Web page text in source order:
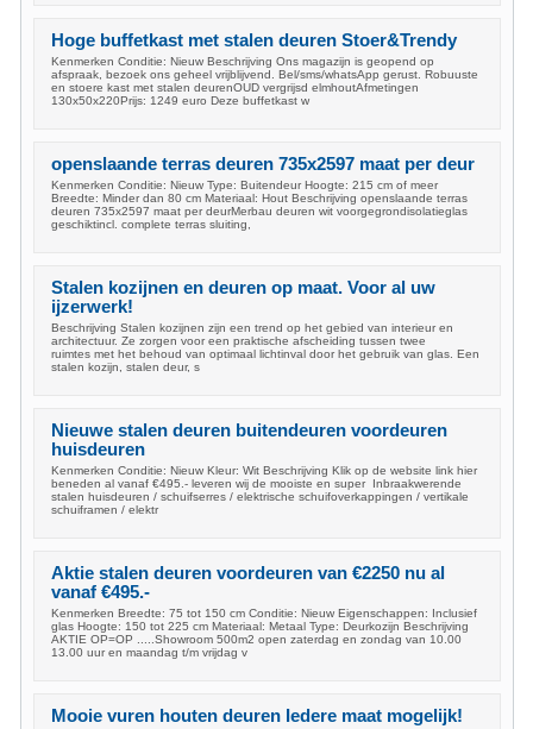
Hoge buffetkast met stalen deuren Stoer&Trendy
Kenmerken Conditie: Nieuw Beschrijving Ons magazijn is geopend op
afspraak, bezoek ons geheel vrijblijvend. Bel/sms/whatsApp gerust. Robuuste
en stoere kast met stalen deurenOUD vergrijsd elmhoutAfmetingen
130x50x220Prijs: 1249 euro Deze buffetkast w
openslaande terras deuren 735x2597 maat per deur
Kenmerken Conditie: Nieuw Type: Buitendeur Hoogte: 215 cm of meer
Breedte: Minder dan 80 cm Materiaal: Hout Beschrijving openslaande terras
deuren 735x2597 maat per deurMerbau deuren wit voorgegrondisolatieglas
geschiktincl. complete terras sluiting,
Stalen kozijnen en deuren op maat. Voor al uw
ijzerwerk!
Beschrijving Stalen kozijnen zijn een trend op het gebied van interieur en
architectuur. Ze zorgen voor een praktische afscheiding tussen twee
ruimtes met het behoud van optimaal lichtinval door het gebruik van glas. Een
stalen kozijn, stalen deur, s
Nieuwe stalen deuren buitendeuren voordeuren
huisdeuren
Kenmerken Conditie: Nieuw Kleur: Wit Beschrijving Klik op de website link hier
beneden al vanaf €495.- leveren wij de mooiste en super Inbraakwerende
stalen huisdeuren / schuifserres / elektrische schuifoverkappingen / vertikale
schuiframen / elektr
Aktie stalen deuren voordeuren van €2250 nu al
vanaf €495.-
Kenmerken Breedte: 75 tot 150 cm Conditie: Nieuw Eigenschappen: Inclusief
glas Hoogte: 150 tot 225 cm Materiaal: Metaal Type: Deurkozijn Beschrijving
AKTIE OP=OP .....Showroom 500m2 open zaterdag en zondag van 10.00
13.00 uur en maandag t/m vrijdag v
Mooie vuren houten deuren Iedere maat mogelijk!